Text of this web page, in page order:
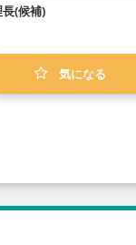
(候補)
気になる